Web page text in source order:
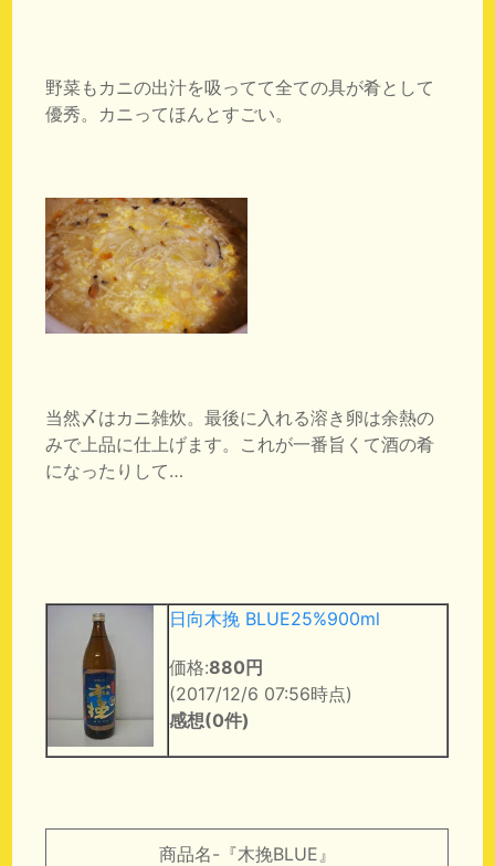
野菜もカニの出汁を吸ってて全ての具が肴として
優秀。カニってほんとすごい。
当然〆はカニ雑炊。最後に入れる溶き卵は余熱の
みで上品に仕上げます。これが一番旨くて酒の肴
になったりして…
日向木挽 BLUE25%900ml
価格:880円
(2017/12/6 07:56時点)
感想(0件)
商品名-『木挽BLUE』